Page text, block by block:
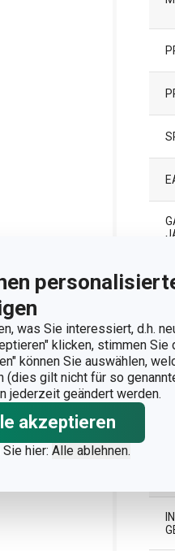
was Sie interessiert, d.h.
klicken, stimmen Sie
können Sie auswählen,
(dies gilt nicht für so
jederzeit geändert werden.
akzeptieren
hier: Alle ablehnen.